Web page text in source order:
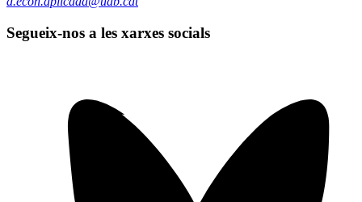
Segueix-nos a les xarxes socials